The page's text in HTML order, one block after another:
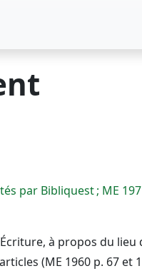
par Bibliquest ; ME
à propos du lieu
(ME 1960 p. 67 et